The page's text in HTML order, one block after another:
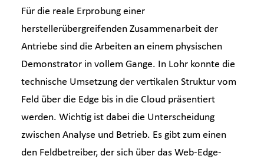
Für die reale Erprobung einer
herstellerübergreifenden Zusammenarbeit der
Antriebe sind die Arbeiten an einem physischen
Demonstrator in vollem Gange. In Lohr konnte die
technische Umsetzung der vertikalen Struktur vom
Feld über die Edge bis in die Cloud präsentiert
werden. Wichtig ist dabei die Unterscheidung
zwischen Analyse und Betrieb. Es gibt zum einen
den Feldbetreiber, der sich über das Web-Edge-